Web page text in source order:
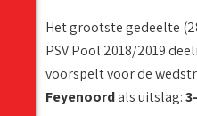
Het grootste gedeelte
PSV Pool 2018/2019
voorspelt voor de
Feyenoordals uitslag: